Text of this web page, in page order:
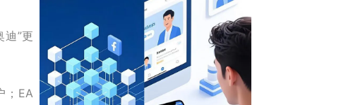
”更
；EA